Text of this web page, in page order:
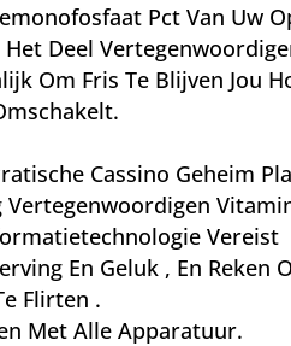
Pct Van Uw
Het Deel
Om Fris Te Blijven Jou
Cassino Geheim
Vertegenwoordigen
Vereist
En Geluk , En Reken
Flirten .
Met Alle Apparatuur.